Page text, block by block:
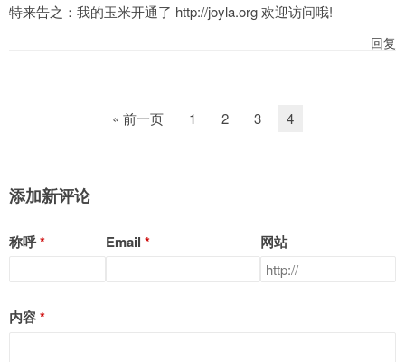
特来告之：我的玉米开通了 http://joyla.org 欢迎访问哦!
回复
« 前一页 1 2 3 4
添加新评论
称呼 Email 网站
内容